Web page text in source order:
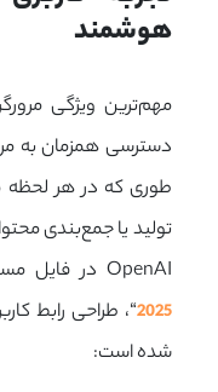
هوشمند
دسترسی همزمان به
طوری که در هر لحظه
تولید یا جمع‌بندی
OpenAI در فایل مستند “
2025
“
شده است: